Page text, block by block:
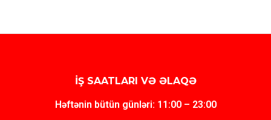
İŞ SAATLARI VƏ ƏLAQƏ
Həftənin bütün günləri: 11:00 – 23:00